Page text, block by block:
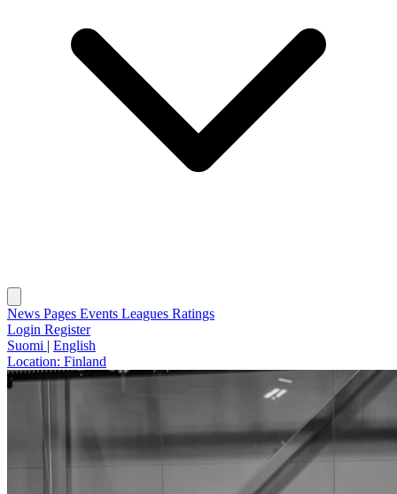
News Pages Events Leagues Ratings
Login Register
Suomi | English
Location: Finland